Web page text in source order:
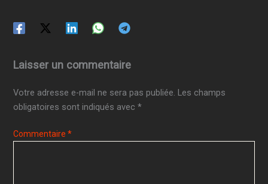
Laisser un commentaire
Votre adresse e-mail ne sera pas publiée. Les champs
obligatoires sont indiqués avec*
Commentaire*